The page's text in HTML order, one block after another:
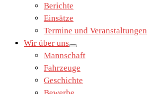
Berichte
Einsätze
Termine und Veranstaltungen
Wir über uns
Mannschaft
Fahrzeuge
Geschichte